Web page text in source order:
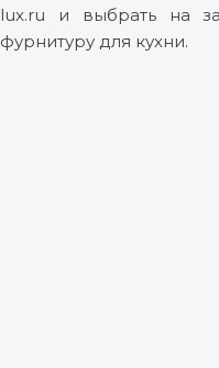
lux.ru и выбрать на
фурнитуру для кухни.